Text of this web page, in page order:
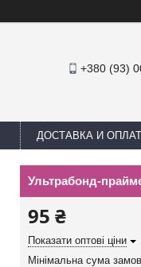
+380 (93)
ДОСТАВКА И
Ультрабонд-
95 ₴
Показати оптові ціни
Мінімальна сума